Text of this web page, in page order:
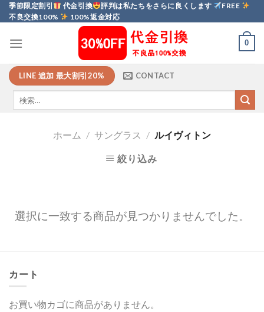
Skip
to
季節限定割引 代金引換 評判は私たちをさらに良くします
FREE
不良交換100%
100%返金対応
0
LINE 追加 最大割引20% CONTACT
ホーム / サングラス / ルイヴィトン
絞り込み
選択に一致する商品が見つかりませんでした。
カート
お買い物カゴに商品がありません。